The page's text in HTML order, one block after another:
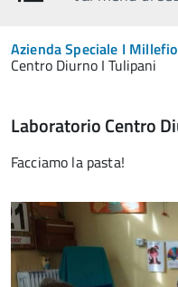
Azienda Speciale I
Centro Diurno I Tulipani
Laboratorio Centro
Facciamo la pasta!